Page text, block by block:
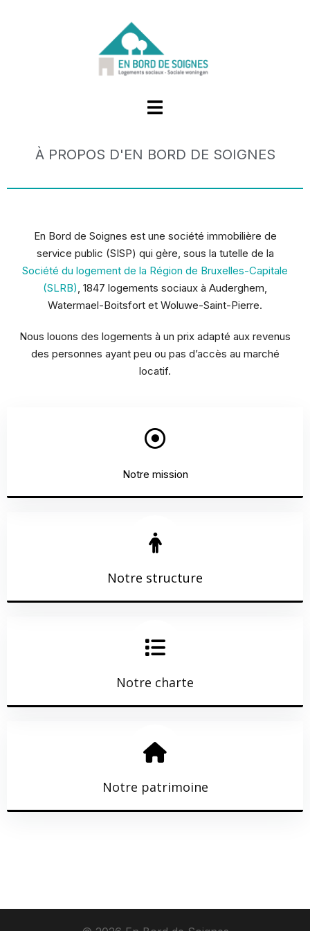
À PROPOS D'EN BORD DE SOIGNES
En Bord de Soignes est une société immobilière de
service public (SISP) qui gère, sous la tutelle de la
Société du logement de la Région de Bruxelles-Capitale
(SLRB), 1847 logements sociaux à Auderghem,
Watermael-Boitsfort et Woluwe-Saint-Pierre.
Nous louons des logements à un prix adapté aux revenus
des personnes ayant peu ou pas d’accès au marché
locatif.
Notre mission
Notre structure
Notre charte
Notre patrimoine